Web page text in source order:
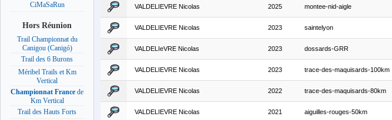
CiMaSaRun
Hors Réunion
Trail Championnat du
Canigou (Canigó)
Trail des 6 Burons
Méribel Trails et Km
Vertical
Championnat France de
Km Vertical
Trail des Hauts Forts
VALDELIEVRE Nicolas 2025 montee-nid-aigle
VALDELIEVRE Nicolas 2023 saintelyon
VALDELIeVRE Nicolas 2023 dossards-GRR
VALDELIEVRE Nicolas 2023 trace-des-maquisards-100km
VALDELIEVRE Nicolas 2022 trace-des-maquisards-80km
VALDELIEVRE Nicolas 2021 aiguilles-rouges-50km